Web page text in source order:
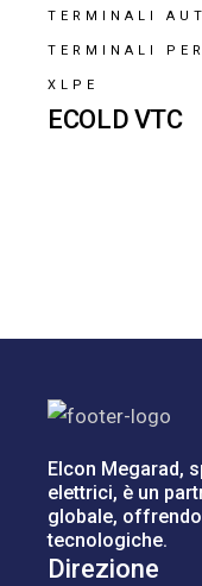
TERMINALI
TERMINALI
XLPE
ECOLD VTC
Elcon Megarad,
elettrici, è un
globale,
tecnologiche.
Direzione